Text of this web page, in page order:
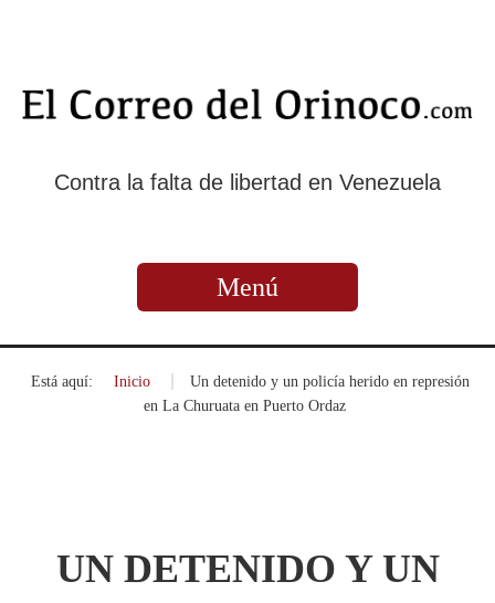
Contra la falta de libertad en Venezuela
Menú
Está aquí: Inicio
Un detenido y un policía herido en represión
en La Churuata en Puerto Ordaz
UN DETENIDO Y UN